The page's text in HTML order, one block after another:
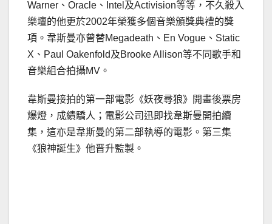
Warner、Oracle、Intel及Activision等等，不久殺入
樂壇的他更於2002年榮獲多個音樂頒獎典禮的獎
項。韋斯曼亦曾替Megadeath、En Vogue、Static
X、Paul Oakenfold及Brooke Allison等不同歌手和
音樂組合拍攝MV。
韋斯曼接拍的第一部電影《妖夜尋狼》開畫後票房
爆燈，成績驕人；電影公司迅即找韋斯曼開拍續
集，這亦是韋斯曼的第二部執導的電影。第三集
《狼神誕生》他晋升監製。